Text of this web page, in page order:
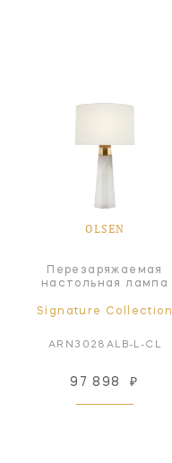
OLSEN
Перезаряжаемая
настольная лампа
Signature Collection
ARN3028ALB-L-CL
97 898 ₽